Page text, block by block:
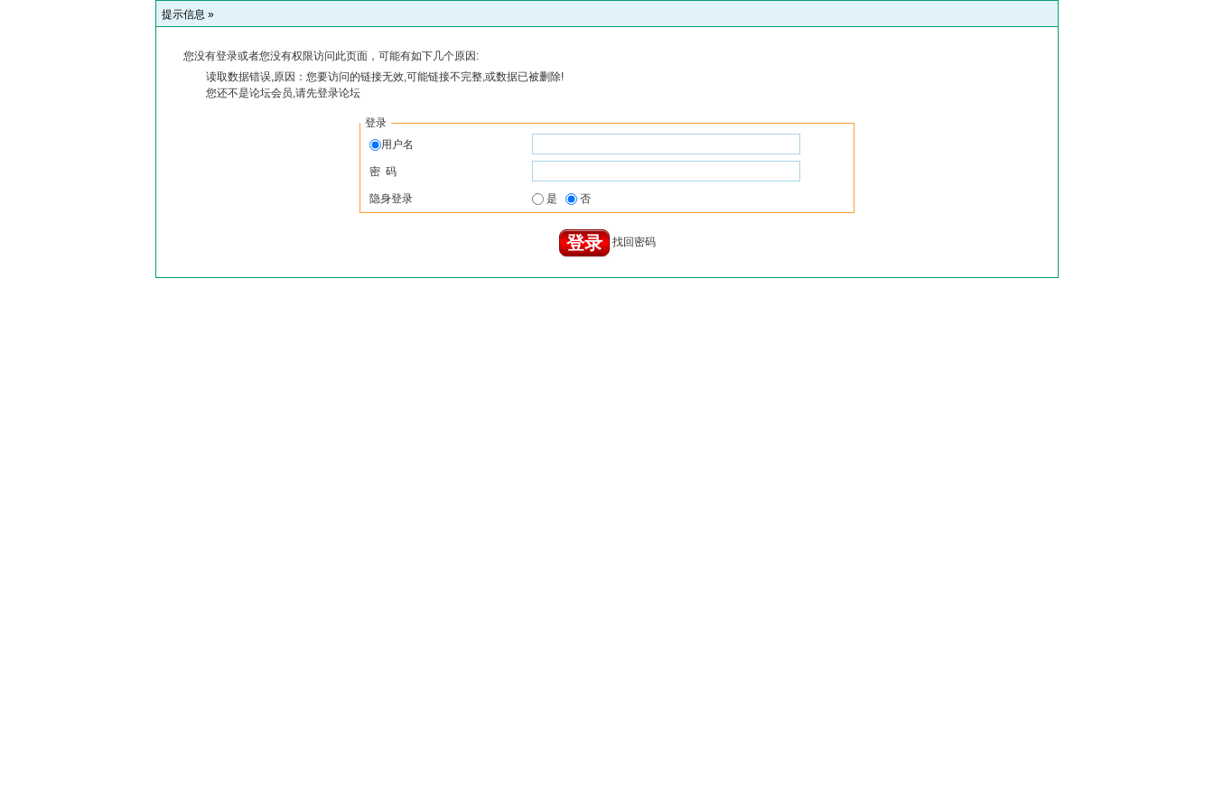
提示信息 »
您没有登录或者您没有权限访问此页面，可能有如下几个原因:
读取数据错误,原因：您要访问的链接无效,可能链接不完整,或数据已被删除!
您还不是论坛会员,请先登录论坛
登录
用户名
密 码
隐身登录 是 否
找回密码